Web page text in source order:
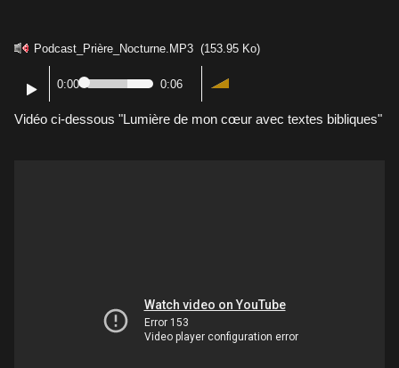
Podcast_Prière_Nocturne.MP3 (153.95 Ko)
0:00 0:06
Vidéo ci-dessous "Lumière de mon cœur avec textes bibliques"